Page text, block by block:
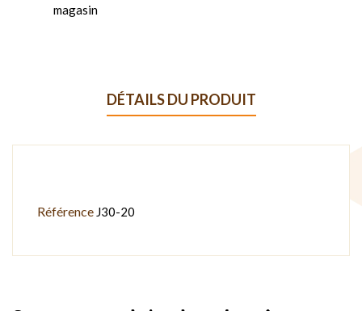
magasin
DÉTAILS DU PRODUIT
Référence J30-20